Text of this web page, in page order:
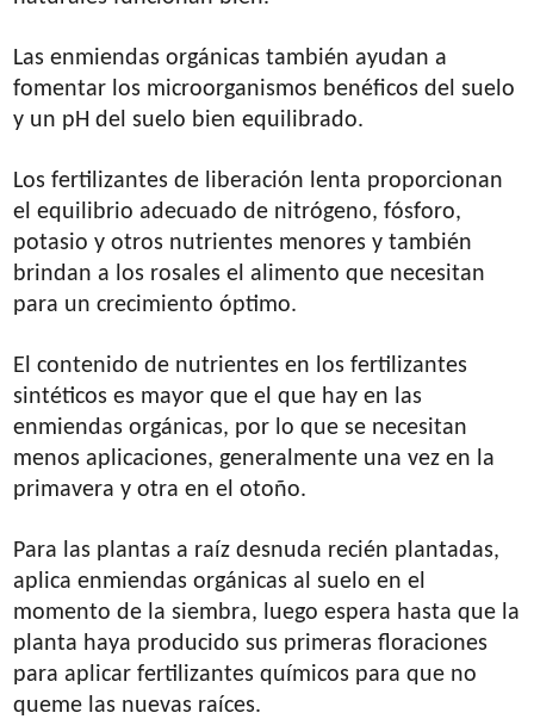
Las enmiendas orgánicas también ayudan a
fomentar los microorganismos benéficos del suelo
y un pH del suelo bien equilibrado.
Los fertilizantes de liberación lenta proporcionan
el equilibrio adecuado de nitrógeno, fósforo,
potasio y otros nutrientes menores y también
brindan a los rosales el alimento que necesitan
para un crecimiento óptimo.
El contenido de nutrientes en los fertilizantes
sintéticos es mayor que el que hay en las
enmiendas orgánicas, por lo que se necesitan
menos aplicaciones, generalmente una vez en la
primavera y otra en el otoño.
Para las plantas a raíz desnuda recién plantadas,
aplica enmiendas orgánicas al suelo en el
momento de la siembra, luego espera hasta que la
planta haya producido sus primeras floraciones
para aplicar fertilizantes químicos para que no
queme las nuevas raíces.